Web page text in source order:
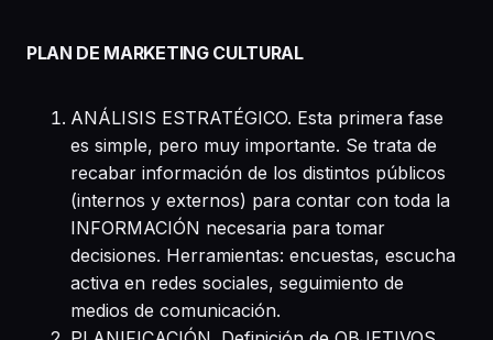
PLAN DE MARKETING CULTURAL
ANÁLISIS ESTRATÉGICO. Esta primera fase
es simple, pero muy importante. Se trata de
recabar información de los distintos públicos
(internos y externos) para contar con toda la
INFORMACIÓN necesaria para tomar
decisiones. Herramientas: encuestas, escucha
activa en redes sociales, seguimiento de
medios de comunicación.